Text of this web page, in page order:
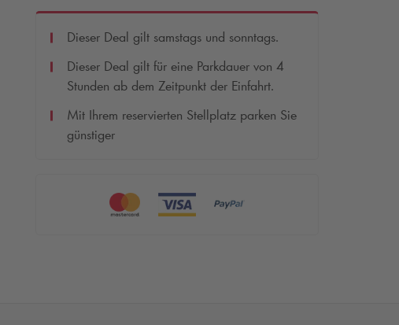
Dieser Deal gilt samstags und sonntags.
Dieser Deal gilt für eine Parkdauer von 4
Stunden ab dem Zeitpunkt der Einfahrt.
Mit Ihrem reservierten Stellplatz parken Sie
günstiger